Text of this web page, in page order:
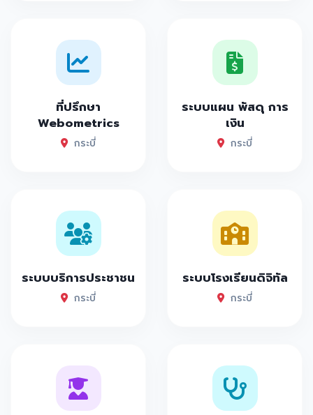
ที่ปรึกษา
Webometrics
กระบี่
ระบบแผน พัสดุ การ
เงิน
กระบี่
ระบบบริการประชาชน
กระบี่
ระบบโรงเรียนดิจิทัล
กระบี่